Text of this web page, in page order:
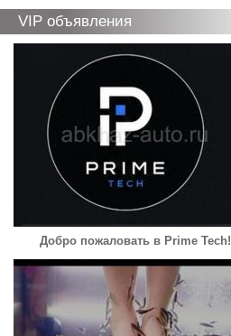
VIP объявления
Добро пожаловать в Prime Tech!